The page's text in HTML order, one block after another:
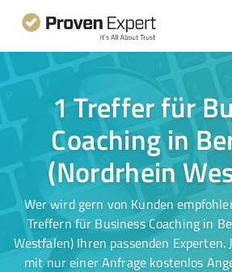
1 Treffer für
Coaching in
(Nordrhein
Wer wird gern von Kunden
Treffern für Business Coaching in
Westfalen) Ihren passenden
mit nur einer Anfrage kostenlos